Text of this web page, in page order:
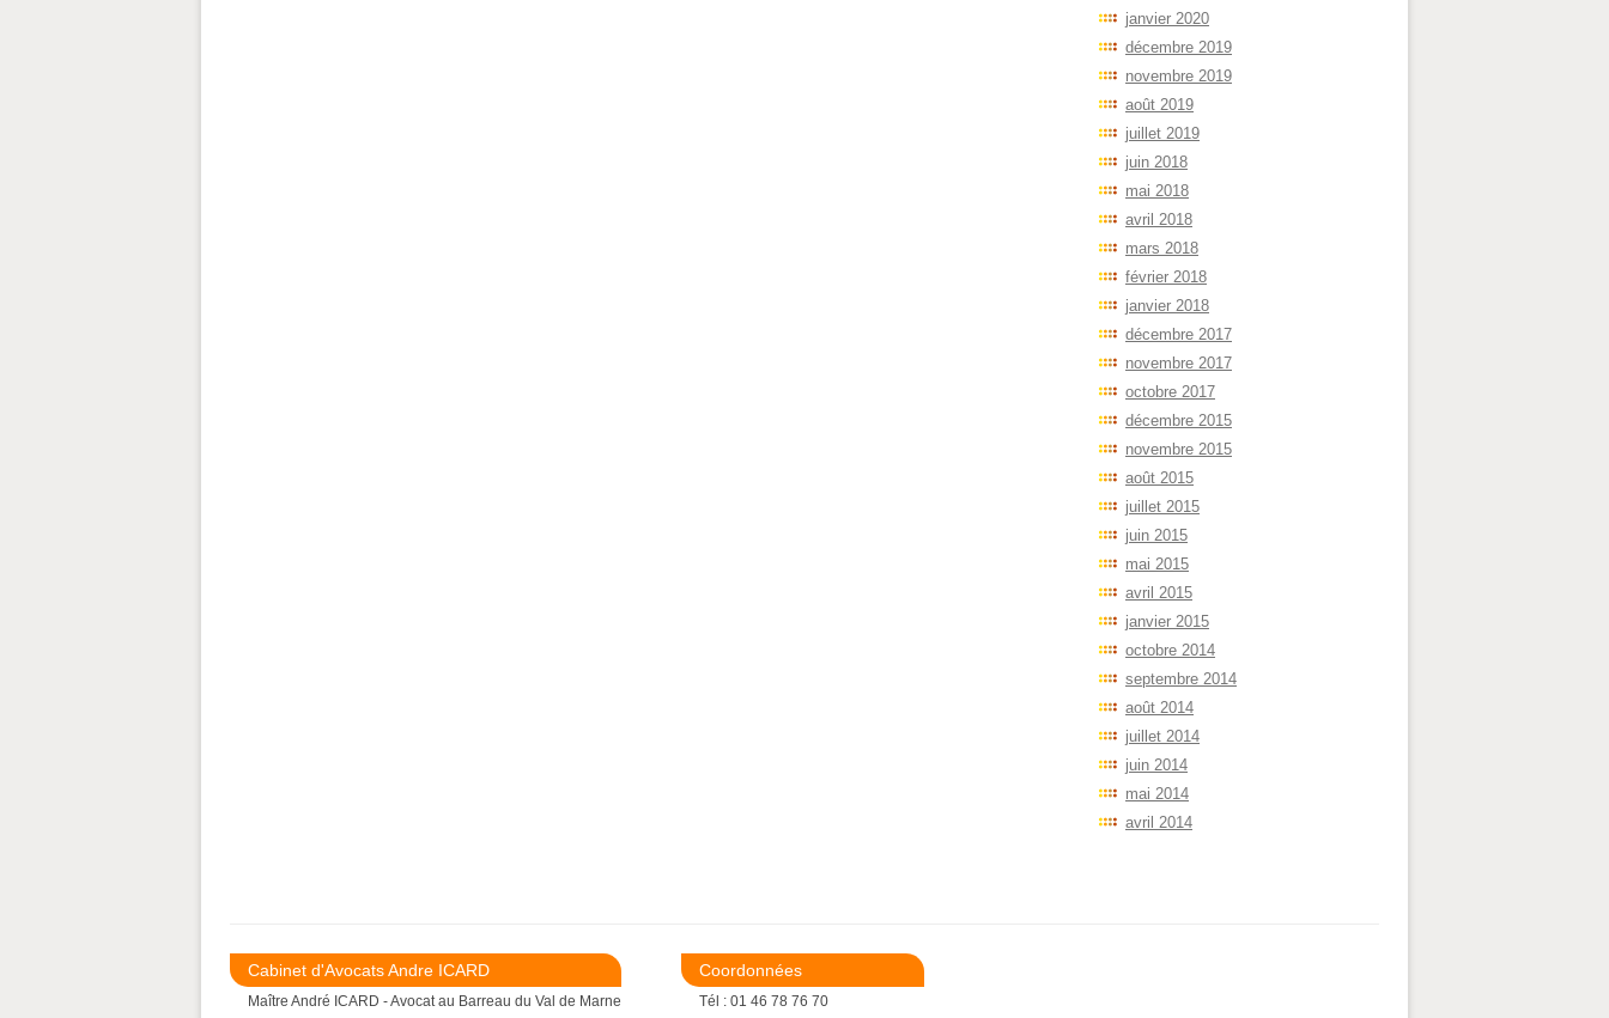
janvier 2020
décembre 2019
novembre 2019
août 2019
juillet 2019
juin 2018
mai 2018
avril 2018
mars 2018
février 2018
janvier 2018
décembre 2017
novembre 2017
octobre 2017
décembre 2015
novembre 2015
août 2015
juillet 2015
juin 2015
mai 2015
avril 2015
janvier 2015
octobre 2014
septembre 2014
août 2014
juillet 2014
juin 2014
mai 2014
avril 2014
Cabinet d'Avocats Andre ICARD
Maître André ICARD - Avocat au Barreau du Val de Marne
Coordonnées
Tél : 01 46 78 76 70